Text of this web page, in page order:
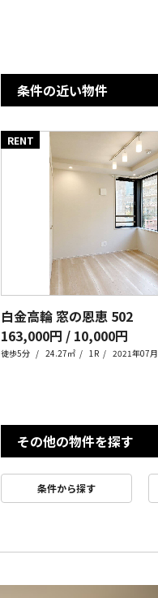
条件の近い物件
RENT
白金高輪 窓の恩恵 502
163,000円 / 10,000円
徒歩5分 24.27㎡ 1R 2021年07月
その他の物件を探す
条件から探す